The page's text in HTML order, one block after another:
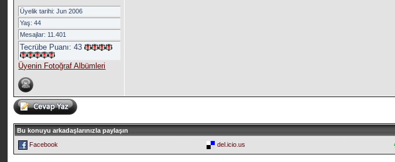
Üyelik tarihi: Jun 2006
Yaş: 44
Mesajlar: 11.401
Tecrübe Puanı:43
Üyenin Fotoğraf Albümleri
Bu konuyu arkadaşlarınızla paylaşın
Facebook
del.icio.us